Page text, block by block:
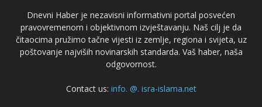
Dnevni Haber je nezavisni informativni portal posvećen
pravovremenom i objektivnom izvještavanju. Naš cilj je da
čitaocima pružimo tačne vijesti iz zemlje, regiona i svijeta, uz
poštovanje najviših novinarskih standarda. Vaš haber, naša
odgovornost.
Contact us: info. @. isra-islama.net